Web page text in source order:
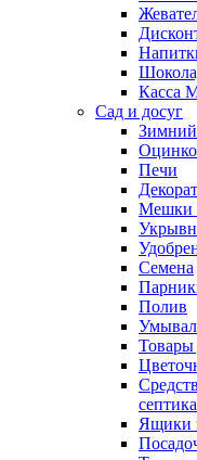
Касса
Сад и досуг
Зимний
Печи
Мешки
Семена
Полив
Товары
Ящики